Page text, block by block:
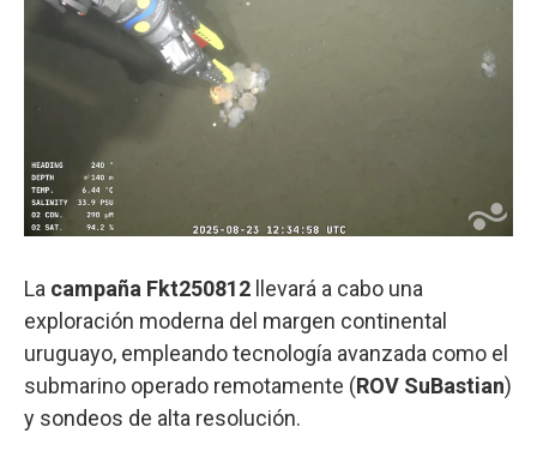
La campaña Fkt250812 llevará a cabo una
exploración moderna del margen continental
uruguayo, empleando tecnología avanzada como el
submarino operado remotamente (ROV SuBastian)
y sondeos de alta resolución.